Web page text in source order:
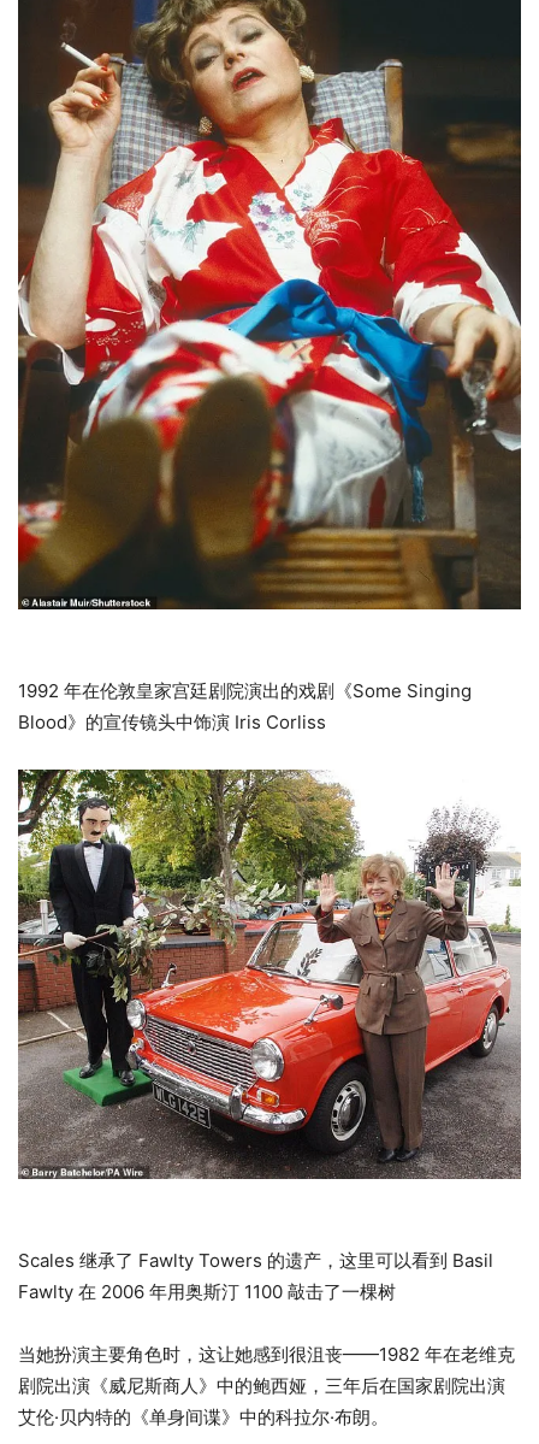
1992 年在伦敦皇家宫廷剧院演出的戏剧《Some Singing
Blood》的宣传镜头中饰演 Iris Corliss
Scales 继承了 Fawlty Towers 的遗产，这里可以看到 Basil
Fawlty 在 2006 年用奥斯汀 1100 敲击了一棵树
当她扮演主要角色时，这让她感到很沮丧——1982 年在老维克
剧院出演《威尼斯商人》中的鲍西娅，三年后在国家剧院出演
艾伦·贝内特的《单身间谍》中的科拉尔·布朗。